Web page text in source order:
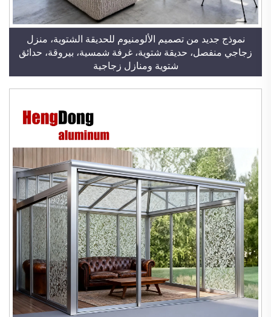
نموذج جديد من تصميم الألومنيوم للحديقة الشتوية، منزل
زجاجي منفصل، حديقة شتوية، غرفة شمسية، بيروقة، حدائق
شتوية ومنازل زجاجية